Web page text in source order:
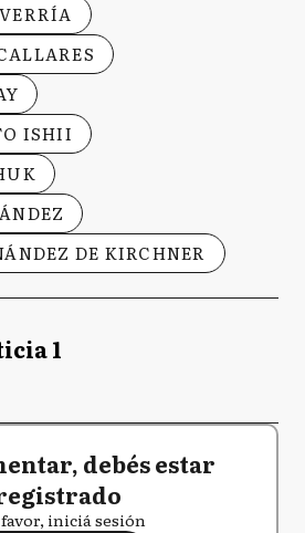
ISHII
DE KIRCHNER
1
debés estar
iniciá sesión